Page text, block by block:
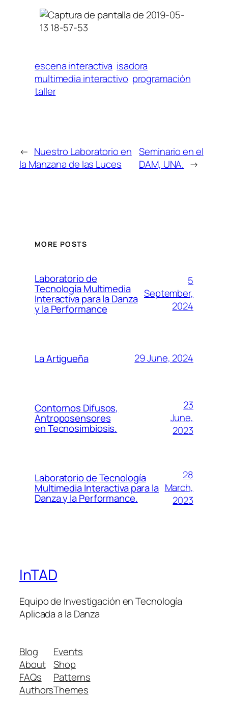
escena interactiva isadora
multimedia interactivo programación
taller
← Nuestro Laboratorio en
la Manzana de las Luces
Seminario en el
DAM, UNA. →
MORE POSTS
Laboratorio de
Tecnología Multimedia
Interactiva para la Danza
y la Performance
5
September,
2024
La Artigueña 29 June, 2024
Contornos Difusos,
Antroposensores
en Tecnosimbiosis.
23
June,
2023
Laboratorio de Tecnología
Multimedia Interactiva para la
Danza y la Performance.
28
March,
2023
InTAD
Equipo de Investigación en Tecnología
Aplicada a la Danza
Blog
About
FAQs
Authors
Events
Shop
Patterns
Themes